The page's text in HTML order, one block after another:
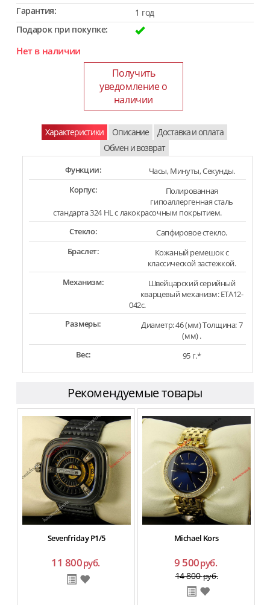
Гарантия:
1 год
Подарок при покупке:
Нет в наличии
Получить
уведомление о
наличии
Характеристики Описание
Доставка и оплата
Обмен и возврат
Функции:
Часы, Минуты, Секунды.
Корпус:
Полированная
гипоаллергенная сталь
стандарта 324 HL с лакокрасочным покрытием.
Стекло:
Сапфировое стекло.
Браслет:
Кожаный ремешок с
классической застежкой.
Механизм:
Швейцарский серийный
кварцевый механизм: ETA12-
042c.
Размеры:
Диаметр: 46 (мм) Толщина: 7
(мм) .
Вес:
95 г.*
Рекомендуемые товары
Sevenfriday P1/5
11 800руб.
Michael Kors
9 500руб.
14 800руб.